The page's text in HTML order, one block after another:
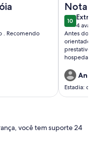
. Recomendo
Nota
1010 de 10
4
(4
Antes do
prestativo
Estadia:
você tem suporte 24